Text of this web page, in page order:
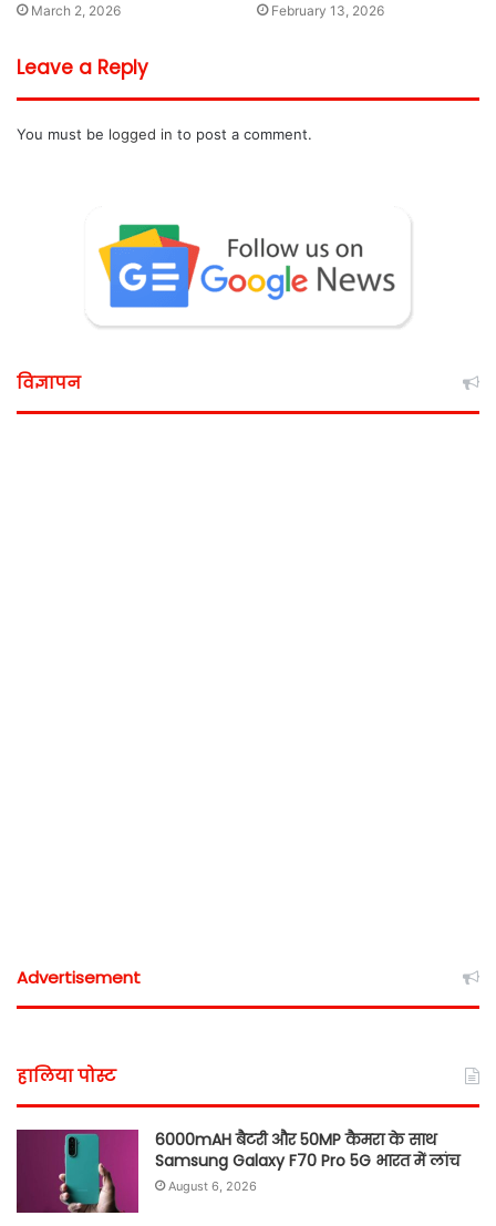
March 2, 2026 February 13, 2026
Leave a Reply
You must be logged in to post a comment.
विज्ञापन
Advertisement
हालिया पोस्ट
6000mAH बैटरी और 50MP कैमरा के साथ
Samsung Galaxy F70 Pro 5G भारत में लांच
August 6, 2026